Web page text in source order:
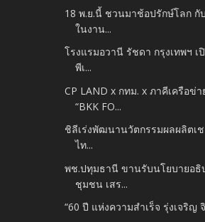
18 พ.ย.นี้ ชวนมาช้อปรักษ์โลก กั
ในงาน...
โรงแรมอวานี รัชดา กรุงเทพฯ
พีเ...
CP LAND x กทม. x ภาคีเครือข่
“BKK FO...
ชิลีเร่งพัฒนานวัตกรรมผลผลิตเ
ไท...
พช.ปทุมธานี ขานรับนโยบายอ
ชุมชน เสร...
“60 ปี แห่งความสำเร็จ รุ่งเจริญ